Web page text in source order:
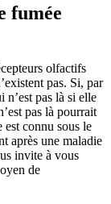
fumée
olfactifs
pas. Si, par
n’est pas là si elle
pas là pourrait
est connu sous le
après une maladie
invite à vous
de